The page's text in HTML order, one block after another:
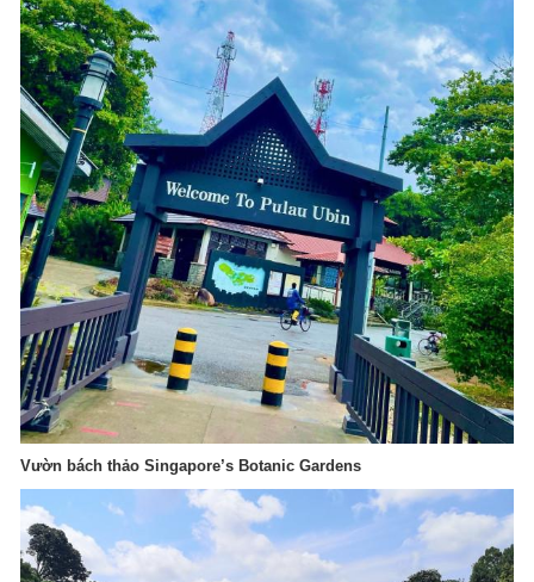
Vườn bách thảo Singapore’s Botanic Gardens